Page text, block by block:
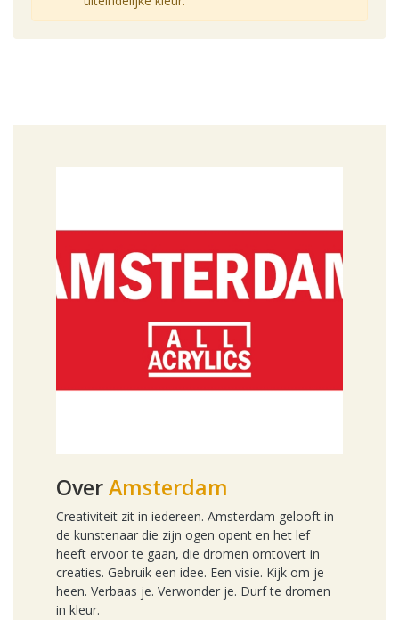
OverAmsterdam
Creativiteit zit in iedereen. Amsterdam gelooft in
de kunstenaar die zijn ogen opent en het lef
heeft ervoor te gaan, die dromen omtovert in
creaties. Gebruik een idee. Een visie. Kijk om je
heen. Verbaas je. Verwonder je. Durf te dromen
in kleur.